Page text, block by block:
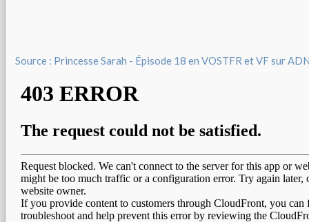
Source : Princesse Sarah - Épisode 18 en VOSTFR et VF sur